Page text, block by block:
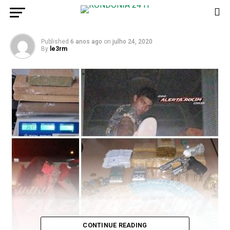
Moura – Vídeo
Published 6 anos ago on julho 24, 2020
By le3rm
CONTINUE READING